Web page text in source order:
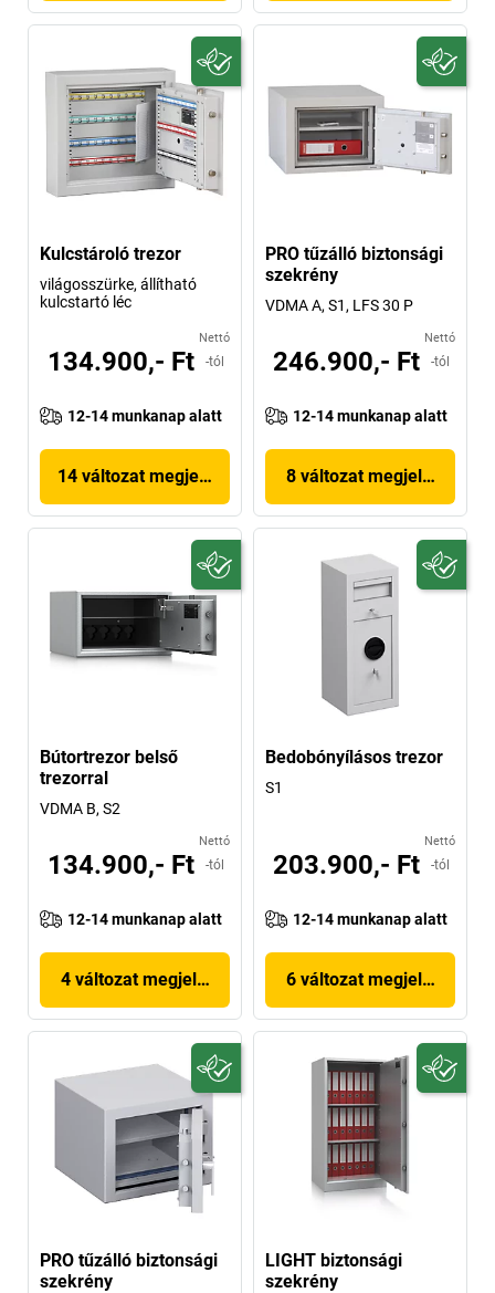
Kulcstároló trezor
világosszürke, állítható
kulcstartó léc
Nettó
134.900,- Ft -tól
12-14 munkanap alatt
14 változat megjelenítése
PRO tűzálló biztonsági
szekrény
VDMA A, S1, LFS 30 P
Nettó
246.900,- Ft -tól
12-14 munkanap alatt
8 változat megjelenítése
Bútortrezor belső
trezorral
VDMA B, S2
Nettó
134.900,- Ft -tól
12-14 munkanap alatt
4 változat megjelenítése
Bedobónyílásos trezor
S1
Nettó
203.900,- Ft -tól
12-14 munkanap alatt
6 változat megjelenítése
PRO tűzálló biztonsági
szekrény
LIGHT biztonsági
szekrény